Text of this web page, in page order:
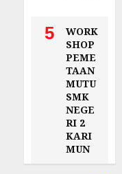
5
WORK
SHOP
PEME
TAAN
MUTU
SMK
NEGE
RI 2
KARI
MUN